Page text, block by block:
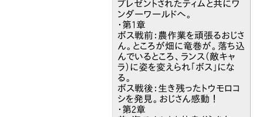
プレゼントされたティムと共にワ
ンダーワールドへ。
・第1章
ボス戦前：農作業を頑張るおじさ
ん。ところが畑に竜巻が。落ち込
んでいるところ、ランス（敵キャ
ラ）に姿を変えられ「ボス」にな
る。
ボス戦後：生き残ったトウモロコ
シを発見。おじさん感動！
・第2章